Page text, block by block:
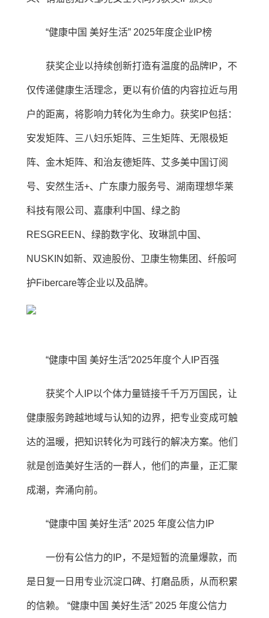
“健康中国 美好生活” 2025年度企业IP榜
获奖企业以持续创新打造有温度的品牌IP，不
仅传递健康生活理念，更以有价值的内容拉近与用
户的距离，将影响力转化为生命力。获奖IP包括：
安发矩阵、三八妇乐矩阵、三生矩阵、无限极矩
阵、金木矩阵、和治友德矩阵、艾多美中国订阅
号、安然生活+、广东康力服务号、湖南理想华莱
科技有限公司、嘉康利中国、绿之韵
RESGREEN、绿韵数字化、玫琳凯中国、
NUSKIN如新、双迪股份、卫康生物集团、纤般呵
护Fibercare等企业以及品牌。
“健康中国 美好生活”2025年度个人IP百强
获奖个人IP以个体力量链接千千万万国民，让
健康服务跨越地域与认知的边界，把专业变成可触
达的温暖，把知识转化为可践行的解决方案。他们
就是创造美好生活的一群人，他们的声量，正汇聚
成潮，奔涌向前。
“健康中国 美好生活” 2025 年度公信力IP
一份有公信力的IP，不是短暂的流量爆款，而
是日复一日用专业沉淀口碑、打磨品质，从而积累
的信赖。 “健康中国 美好生活” 2025 年度公信力